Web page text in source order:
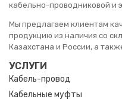
кабельно-проводниковой и
Мы предлагаем клиентам
продукцию из наличия со
Казахстана и России, а
УСЛУГИ
Кабель-провод
Кабельные муфты